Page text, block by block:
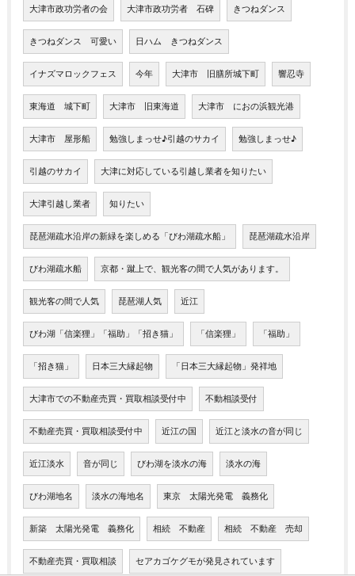
大津市政功労者の会 大津市政功労者 石碑 きつねダンス
きつねダンス 可愛い 日ハム きつねダンス
イナズマロックフェス 今年 大津市 旧膳所城下町 響忍寺
東海道 城下町 大津市 旧東海道 大津市 におの浜観光港
大津市 屋形船 勉強しまっせ♪引越のサカイ 勉強しまっせ♪
引越のサカイ 大津に対応している引越し業者を知りたい
大津引越し業者 知りたい
琵琶湖疏水沿岸の新緑を楽しめる「びわ湖疏水船」 琵琶湖疏水沿岸
びわ湖疏水船 京都・蹴上で、観光客の間で人気があります。
観光客の間で人気 琵琶湖人気 近江
びわ湖「信楽狸」「福助」「招き猫」 「信楽狸」 「福助」
「招き猫」 日本三大縁起物 「日本三大縁起物」発祥地
大津市での不動産売買・買取相談受付中 不動相談受付
不動産売買・買取相談受付中 近江の国 近江と淡水の音が同じ
近江淡水 音が同じ びわ湖を淡水の海 淡水の海
びわ湖地名 淡水の海地名 東京 太陽光発電 義務化
新築 太陽光発電 義務化 相続 不動産 相続 不動産 売却
不動産売買・買取相談 セアカゴケグモが発見されています